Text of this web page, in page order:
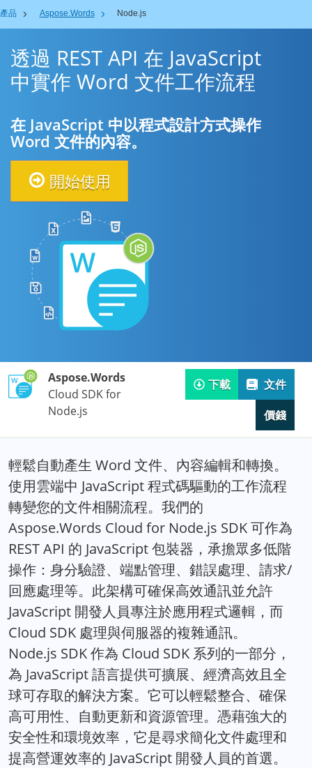
產品 Aspose.Words Node.js
透過 REST API 在 JavaScript
中實作 Word 文件工作流程
在 JavaScript 中以程式設計方式操作
Word 文件的內容。
開始使用
Aspose.Words
Cloud SDK for
Node.js
下載
文件
價錢
輕鬆自動產生 Word 文件、內容編輯和轉換。
使用雲端中 JavaScript 程式碼驅動的工作流程
轉變您的文件相關流程。我們的
Aspose.Words Cloud for Node.js SDK 可作為
REST API 的 JavaScript 包裝器，承擔眾多低階
操作：身分驗證、端點管理、錯誤處理、請求/
回應處理等。此架構可確保高效通訊並允許
JavaScript 開發人員專注於應用程式邏輯，而
Cloud SDK 處理與伺服器的複雜通訊。
Node.js SDK 作為 Cloud SDK 系列的一部分，
為 JavaScript 語言提供可擴展、經濟高效且全
球可存取的解決方案。它可以輕鬆整合、確保
高可用性、自動更新和資源管理。憑藉強大的
安全性和環境效率，它是尋求簡化文件處理和
提高營運效率的 JavaScript 開發人員的首選。